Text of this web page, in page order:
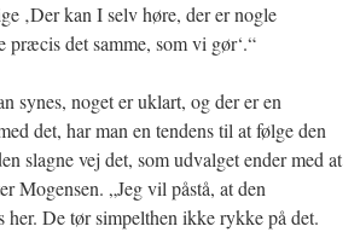
‚Der kan I selv høre, der er nogle
præcis det samme, som vi gør‘.“
synes, noget er uklart, og der er en
det, har man en tendens til at følge den
slagne vej det, som udvalget ender med at
Mogensen. „Jeg vil påstå, at den
her. De tør simpelthen ikke rykke på det.